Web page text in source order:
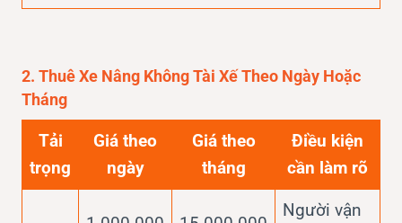
2. Thuê Xe Nâng Không Tài Xế Theo Ngày Hoặc
Tháng
Tải
trọng
Giá theo
ngày
Giá theo
tháng
Điều kiện
cần làm rõ
Người vận